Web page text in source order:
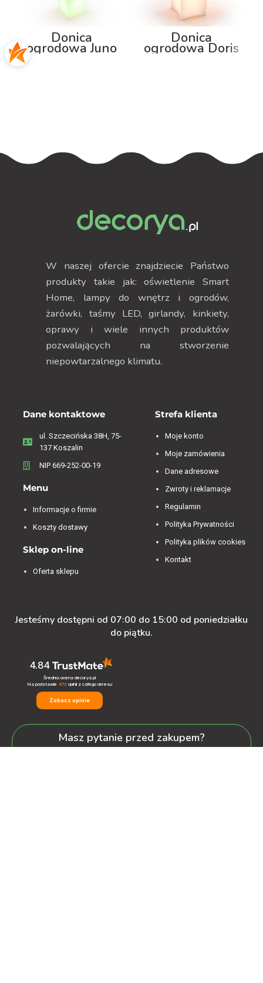
Donica
ogrodowa Juno
podświetleniem
Donica
ogrodowa Doris
W naszej ofercie znajdziecie Państwo
produkty takie jak: oświetlenie Smart
Home, lampy do wnętrz i ogrodów,
żarówki, taśmy LED, girlandy, kinkiety,
oprawy i wiele innych produktów
pozwalających na stworzenie
niepowtarzalnego klimatu.
Dane kontaktowe
ul. Szczecińska 38H, 75-
137 Koszalin
NIP 669-252-00-19
Menu
Informacje o firmie
Koszty dostawy
Sklep on-line
Oferta sklepu
Strefa klienta
Moje konto
Moje zamówienia
Dane adresowe
Zwroty i reklamacje
Regulamin
Polityka Prywatności
Polityka plików cookies
Kontakt
Jesteśmy dostępni od 07:00 do 15:00 od poniedziałku
do piątku.
4.84
Średnia ocena decorya.pl
Na podstawie 473 opinii z całego okresu
Zobacz opinie
Masz pytanie przed zakupem?